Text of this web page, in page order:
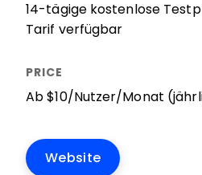
14-tägige kostenlose
Tarif verfügbar
Ab $10/Nutzer/Monat
Website